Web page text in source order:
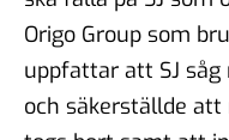
Origo Group som
uppfattar att SJ
och säkerställde